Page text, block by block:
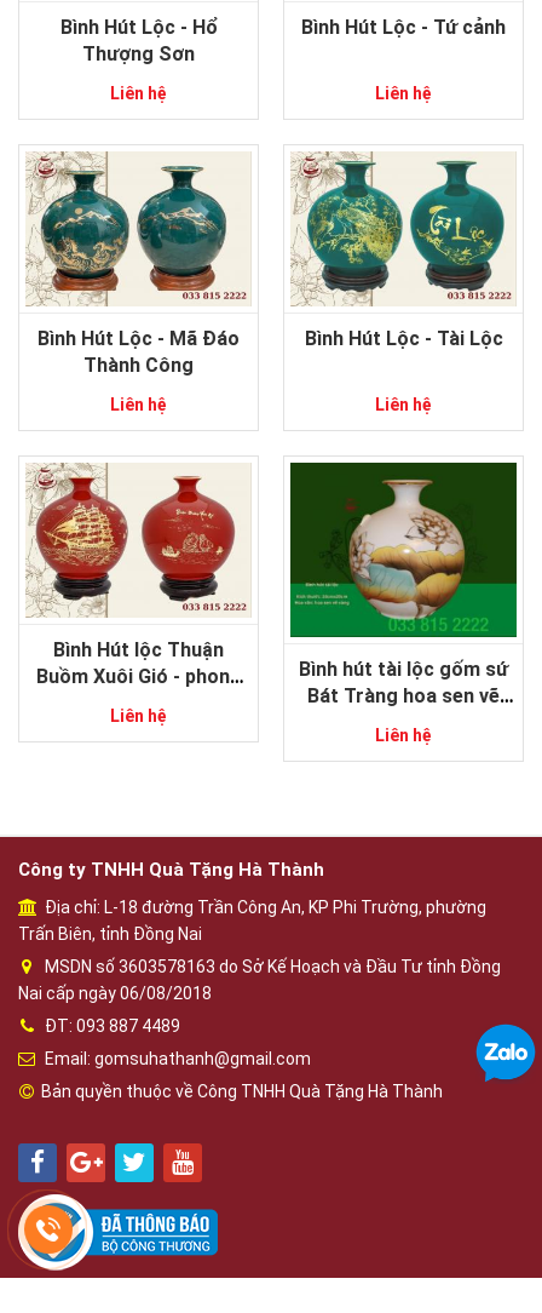
Bình Hút Lộc - Hổ
Thượng Sơn
Liên hệ
Bình Hút Lộc - Tứ cảnh
Liên hệ
Bình Hút Lộc - Mã Đáo
Thành Công
Liên hệ
Bình Hút Lộc - Tài Lộc
Liên hệ
Bình Hút lộc Thuận
Buồm Xuôi Gió - phong
thủy gốm sứ Bát Tràng
Liên hệ
Bình hút tài lộc gốm sứ
Bát Tràng hoa sen vẽ
Liên hệ
Công ty TNHH Quà Tặng Hà Thành
Địa chỉ: L-18 đường Trần Công An, KP Phi Trường, phường
Trấn Biên, tỉnh Đồng Nai
MSDN số 3603578163 do Sở Kế Hoạch và Đầu Tư tỉnh Đồng
Nai cấp ngày 06/08/2018
ĐT: 093 887 4489
Email: gomsuhathanh@gmail.com
Bản quyền thuộc về Công TNHH Quà Tặng Hà Thành